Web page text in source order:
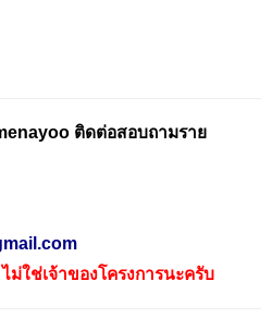
ติดต่อสอบถามราย
ม่ใช่เจ้าของโครงการนะครับ